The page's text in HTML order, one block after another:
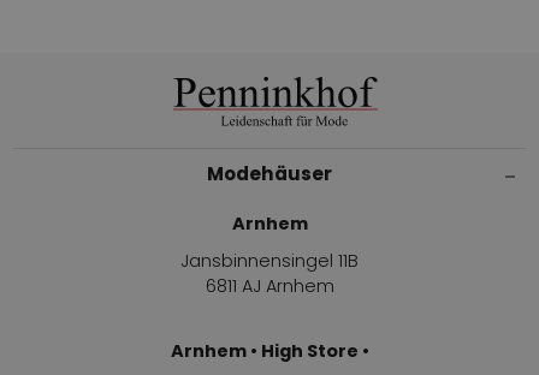
Modehäuser
Arnhem
Jansbinnensingel 11B
6811 AJ Arnhem
Arnhem • High Store •